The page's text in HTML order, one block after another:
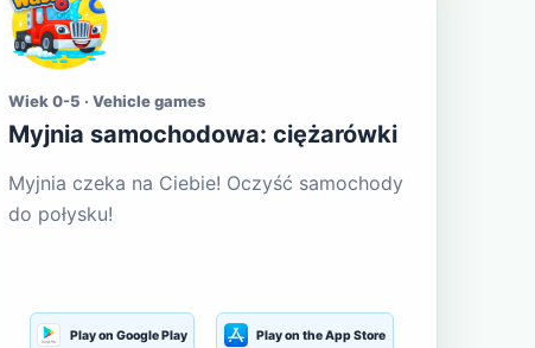
Wiek 0-5 · Vehicle games
Myjnia samochodowa: ciężarówki
Myjnia czeka na Ciebie! Oczyść samochody
do połysku!
Play on Google Play Play on the App Store